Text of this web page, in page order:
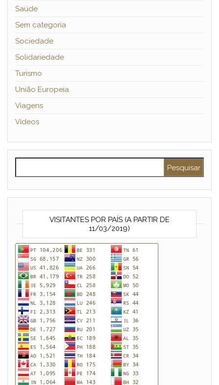
Saúde
Sem categoria
Sociedade
Solidariedade
Turismo
União Europeia
Viagens
Vídeos
VISITANTES POR PAÍS (A PARTIR DE
11/03/2019)